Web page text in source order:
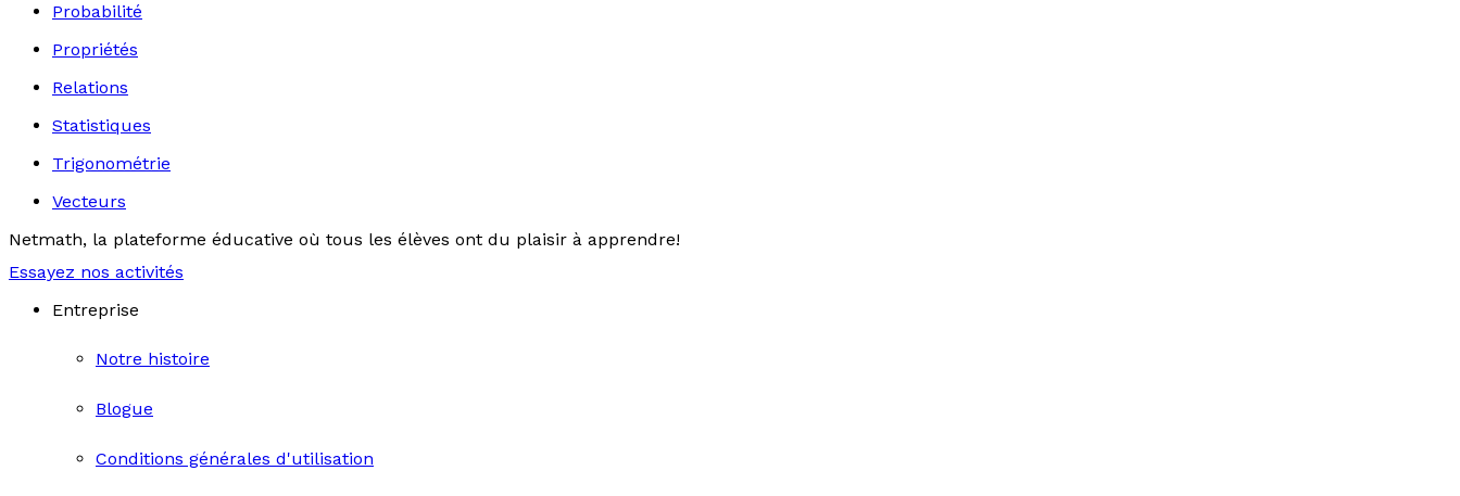
Probabilité
Propriétés
Relations
Statistiques
Trigonométrie
Vecteurs
Netmath, la plateforme éducative où tous les élèves ont du plaisir à apprendre!
Essayez nos activités
Entreprise
Notre histoire
Blogue
Conditions générales d'utilisation